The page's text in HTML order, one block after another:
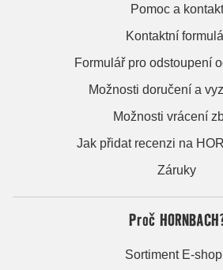
Pomoc a kontakt
Kontaktní
Formulář pro odstoupení
Možnosti doručení a
Možnosti vrácení
Jak přidat recenzi na
Záruky
Proč
Sortiment E-